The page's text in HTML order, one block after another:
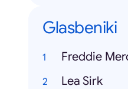
Glasbeniki
Freddie
Lea Sirk